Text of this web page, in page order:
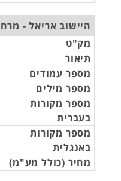
היישוב אריאל -
מק"ט
תיאור
מספר עמודים
מספר מילים
מספר מקורות
בעברית
מספר מקורות
באנגלית
מחיר (כולל מע"מ)